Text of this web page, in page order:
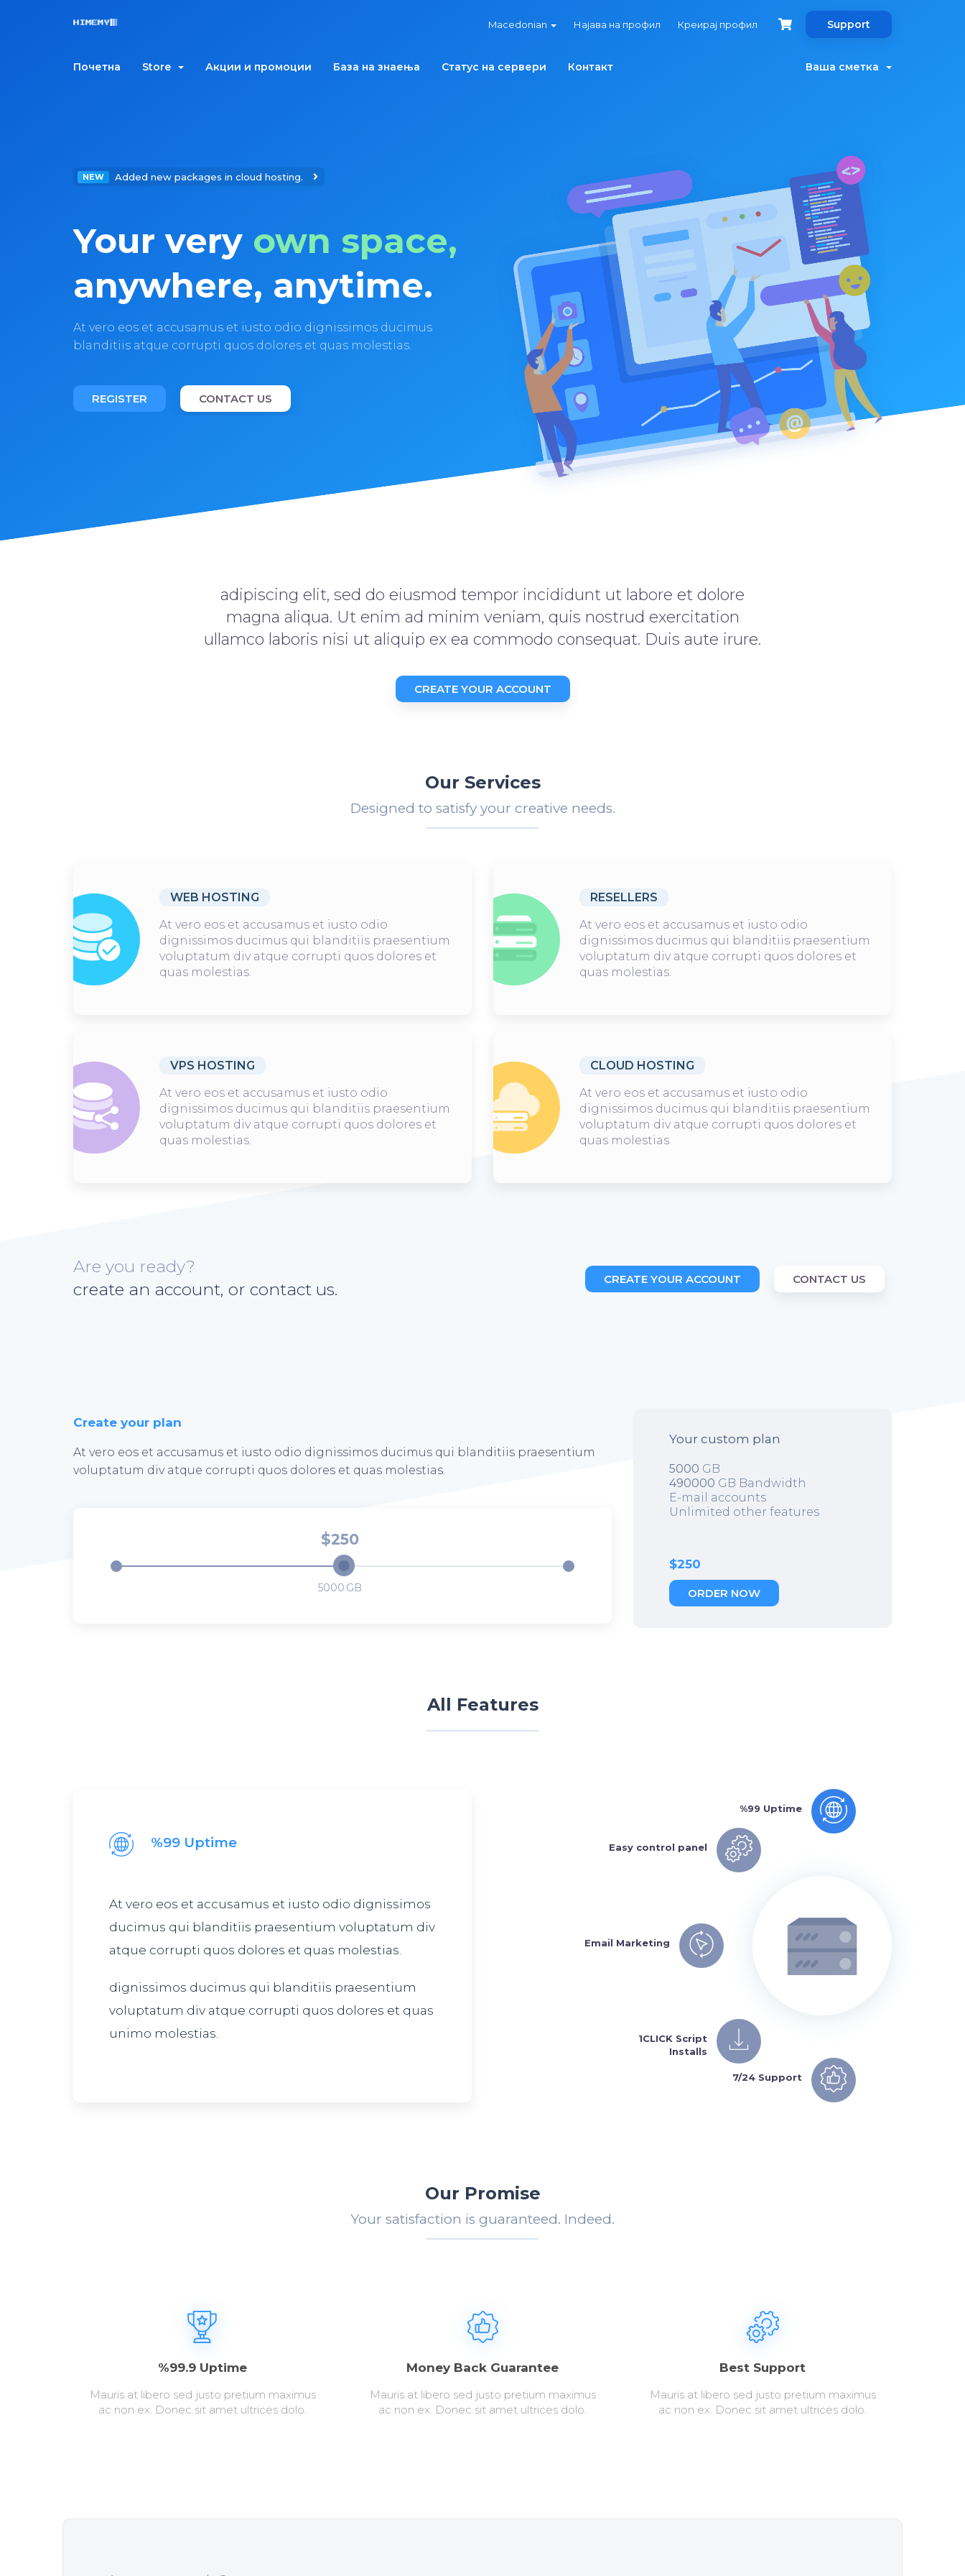
Macedonian Најава на профил Креирај профил Support
Почетна Store Акции и промоции База на знаења Статус на сервери Контакт Ваша сметка
NEW Added new packages in cloud hosting.
Your very own space,
anywhere, anytime.
At vero eos et accusamus et iusto odio dignissimos ducimus
blanditiis atque corrupti quos dolores et quas molestias.
REGISTER CONTACT US
adipiscing elit, sed do eiusmod tempor incididunt ut labore et dolore
magna aliqua. Ut enim ad minim veniam, quis nostrud exercitation
ullamco laboris nisi ut aliquip ex ea commodo consequat. Duis aute irure.
CREATE YOUR ACCOUNT
Our Services
Designed to satisfy your creative needs.
WEB HOSTING
At vero eos et accusamus et iusto odio
dignissimos ducimus qui blanditiis praesentium
voluptatum div atque corrupti quos dolores et
quas molestias.
RESELLERS
At vero eos et accusamus et iusto odio
dignissimos ducimus qui blanditiis praesentium
voluptatum div atque corrupti quos dolores et
quas molestias.
VPS HOSTING
At vero eos et accusamus et iusto odio
dignissimos ducimus qui blanditiis praesentium
voluptatum div atque corrupti quos dolores et
quas molestias.
CLOUD HOSTING
At vero eos et accusamus et iusto odio
dignissimos ducimus qui blanditiis praesentium
voluptatum div atque corrupti quos dolores et
quas molestias.
Are you ready?
create an account, or contact us.
CREATE YOUR ACCOUNT CONTACT US
Create your plan
At vero eos et accusamus et iusto odio dignissimos ducimus qui blanditiis praesentium
voluptatum div atque corrupti quos dolores et quas molestias.
5000
250
Your custom plan
5000 GB
490000 GB Bandwidth
E-mail accounts
Unlimited other features
$250
ORDER NOW
All Features
%99 Uptime
Easy control panel
Email Marketing
1CLICK Script
Installs
7/24 Support
%99 Uptime
At vero eos et accusamus et iusto odio dignissimos
ducimus qui blanditiis praesentium voluptatum div
atque corrupti quos dolores et quas molestias.
dignissimos ducimus qui blanditiis praesentium
voluptatum div atque corrupti quos dolores et quas
unimo molestias.
Our Promise
Your satisfaction is guaranteed. Indeed.
%99.9 Uptime
Mauris at libero sed justo pretium maximus
ac non ex. Donec sit amet ultrices dolo.
Money Back Guarantee
Mauris at libero sed justo pretium maximus
ac non ex. Donec sit amet ultrices dolo.
Best Support
Mauris at libero sed justo pretium maximus
ac non ex. Donec sit amet ultrices dolo.